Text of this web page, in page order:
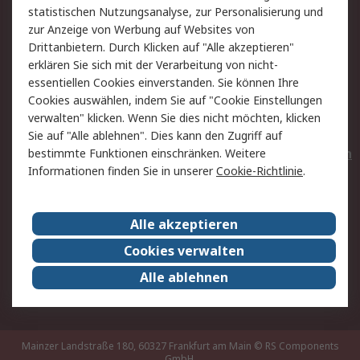
Hilfe
Privatkunden
Rechtliches
AGB
Datenschutz
Cookie-Richtlinie
Zahlungsbedingungen
Copyright/Impressum
Entsorgung
Elektrogeräte/Batterien
RS weltweit
Karriere bei RS
Nachhaltigkeit
Qualität/Umwelt/ZertifikatePresse-Center
Event-Center
Mainzer Landstraße 180, 60327 Frankfurt am Main © RS Components
statistischen Nutzungsanalyse, zur Personalisierung und
zur Anzeige von Werbung auf Websites von
Drittanbietern. Durch Klicken auf "Alle akzeptieren"
erklären Sie sich mit der Verarbeitung von nicht-
essentiellen Cookies einverstanden. Sie können Ihre
Cookies auswählen, indem Sie auf "Cookie Einstellungen
verwalten" klicken. Wenn Sie dies nicht möchten, klicken
Sie auf "Alle ablehnen". Dies kann den Zugriff auf
bestimmte Funktionen einschränken. Weitere
Informationen finden Sie in unsererCookie-Richtlinie.
Alle akzeptieren
Cookies verwalten
Alle ablehnen